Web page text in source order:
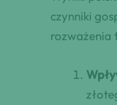
czynniki
rozważenia